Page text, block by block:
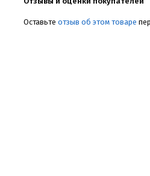
Оставьте отзыв об этом товаре